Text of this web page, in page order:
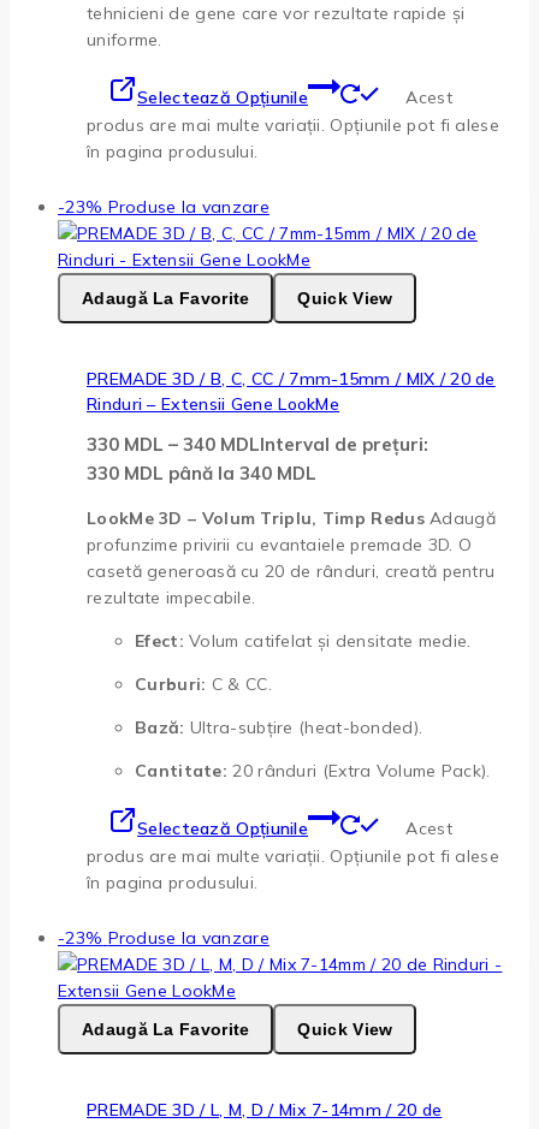
tehnicieni de gene care vor rezultate rapide și
uniforme.
Selectează Opțiunile
Acest
produs are mai multe variații. Opțiunile pot fi alese
în pagina produsului.
-23% Produse la vanzare
Adaugă La Favorite Quick View
PREMADE 3D / B, C, CC / 7mm-15mm / MIX / 20 de
Rinduri – Extensii Gene LookMe
330 MDL – 340 MDLInterval de prețuri:
330 MDL până la 340 MDL
LookMe 3D – Volum Triplu, Timp RedusAdaugă
profunzime privirii cu evantaiele premade 3D. O
casetă generoasă cu 20 de rânduri, creată pentru
rezultate impecabile.
Efect: Volum catifelat și densitate medie.
Curburi: C & CC.
Bază: Ultra-subțire (heat-bonded).
Cantitate: 20 rânduri (Extra Volume Pack).
Selectează Opțiunile
Acest
produs are mai multe variații. Opțiunile pot fi alese
în pagina produsului.
-23% Produse la vanzare
Adaugă La Favorite Quick View
PREMADE 3D / L, M, D / Mix 7-14mm / 20 de